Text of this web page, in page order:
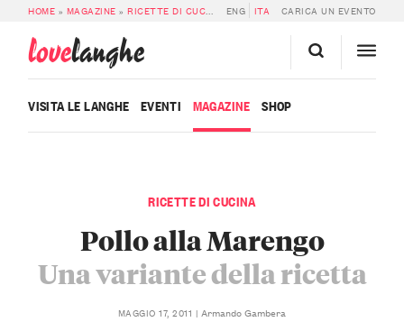
HOME » MAGAZINE »RICETTE DI CUCINA »POLLO ALLA MARENGO
ENG ITA CARICA UN EVENTO
lovelanghe
VISITA LE LANGHE EVENTI MAGAZINE SHOP
RICETTE DI CUCINA
Pollo alla Marengo
Una variante della ricetta
MAGGIO 17, 2011 Armando Gambera